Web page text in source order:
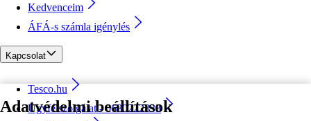
Adatvédelmi beállítások
Kedvenceim
ÁFÁ-s számla igénylés
Kapcsolat
Tesco.hu
Ügyfélszolgálat - 0680222333